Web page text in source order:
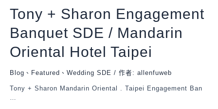
Tony + Sharon Engagement
Banquet SDE / Mandarin
Oriental Hotel Taipei
Blog 、 Featured 、 Wedding SDE / 作者: allenfuweb
Tony + Sharon Mandarin Oriental . Taipei Engagement Ban
…